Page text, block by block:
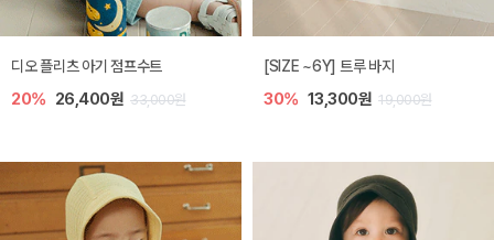
디오 플리츠 아기 점프수트
20% 26,400원 33,000원
[SIZE ~6Y] 트루 바지
30% 13,300원 19,000원